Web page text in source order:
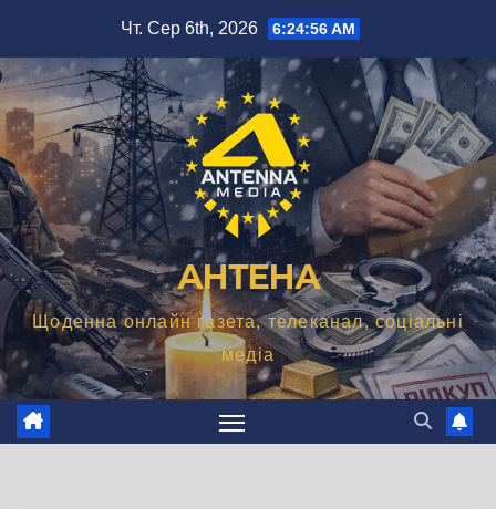
вмісту
Чт. Сер 6th, 2026 6:24:57 AM
АНТЕНА
Щоденна онлайн газета, телеканал, соціальні
медіа